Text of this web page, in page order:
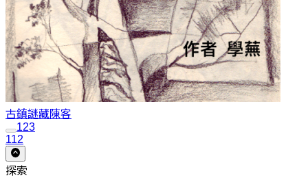
古鎮謎藏陳客
123
112
探索